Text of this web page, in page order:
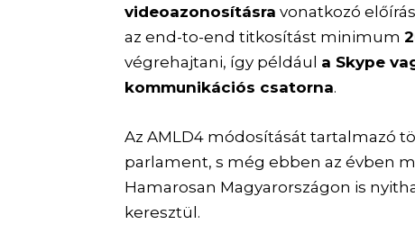
videoazonosításra vonatkozó
az end-to-end titkosítást minimum
végrehajtani, így például a Skype
kommunikációs csatorna.
Az AMLD4 módosítását tartalmazó
parlament, s még ebben az évben
Hamarosan Magyarországon is
keresztül.